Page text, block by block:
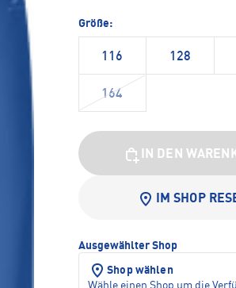
Größe:
116 128
164
IN DEN
IM SHOP
Ausgewählter Shop
Shop wählen
Wähle einen Shop um die